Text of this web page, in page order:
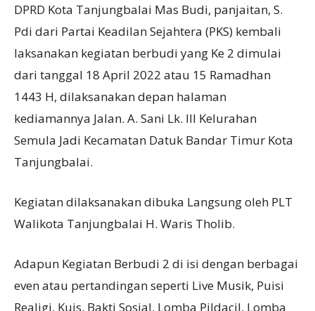
DPRD Kota Tanjungbalai Mas Budi, panjaitan, S.
Pdi dari Partai Keadilan Sejahtera (PKS) kembali
laksanakan kegiatan berbudi yang Ke 2 dimulai
dari tanggal 18 April 2022 atau 15 Ramadhan
1443 H, dilaksanakan depan halaman
kediamannya Jalan. A. Sani Lk. III Kelurahan
Semula Jadi Kecamatan Datuk Bandar Timur Kota
Tanjungbalai.
Kegiatan dilaksanakan dibuka Langsung oleh PLT
Walikota Tanjungbalai H. Waris Tholib.
Adapun Kegiatan Berbudi 2 di isi dengan berbagai
even atau pertandingan seperti Live Musik, Puisi
Realigi, Kuis, Bakti Sosial, Lomba Pildacil, Lomba